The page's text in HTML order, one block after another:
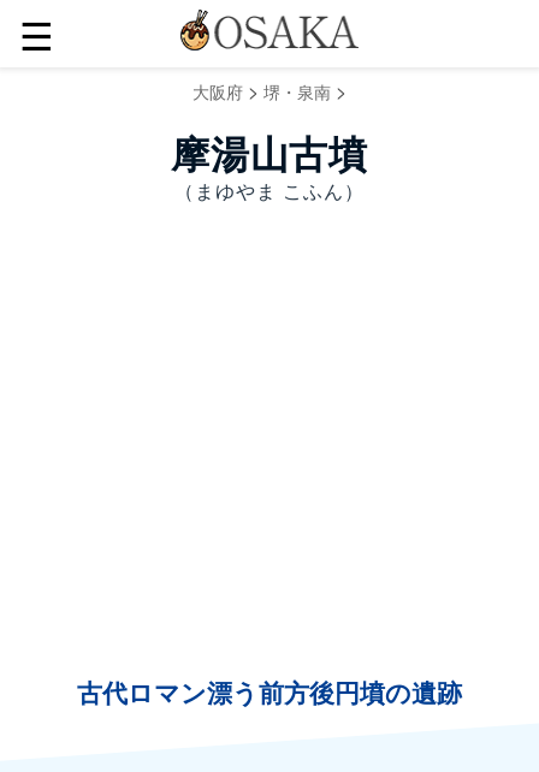
☰
大阪府 > 堺・泉南 >
摩湯山古墳
（まゆやま こふん）
古代ロマン漂う前方後円墳の遺跡